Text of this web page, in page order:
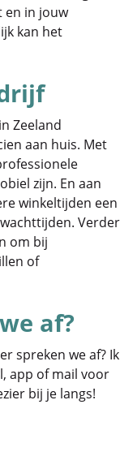
en in jouw
kan het
Zeeland
aan huis. Met
zijn. En aan
winkeltijden een
Verder
om bij
of
af?
spreken we af? Ik
app of mail voor
bij je langs!